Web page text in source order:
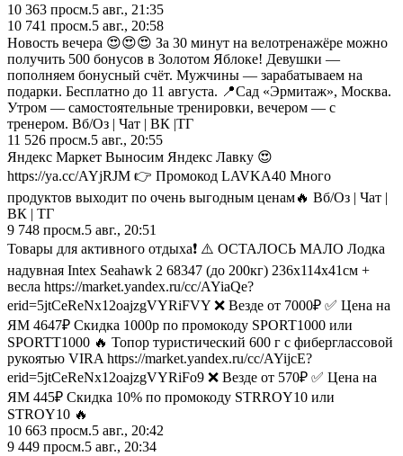
10 363 просм.5 авг., 21:35
10 741 просм.5 авг., 20:58
Новость вечера 😍😍😍 За 30 минут на велотренажёре можно
получить 500 бонусов в Золотом Яблоке! Девушки —
пополняем бонусный счёт. Мужчины — зарабатываем на
подарки. Бесплатно до 11 августа. 📍Сад «Эрмитаж», Москва.
Утром — самостоятельные тренировки, вечером — с
тренером. Вб/Оз | Чат | ВК |ТГ
11 526 просм.5 авг., 20:55
Яндекс Маркет Выносим Яндекс Лавку 😍
https://ya.cc/AYjRJM 👉 Промокод LAVKA40 Много
продуктов выходит по очень выгодным ценам🔥 Вб/Оз | Чат |
ВК | ТГ
9 748 просм.5 авг., 20:51
Товары для активного отдыха❗ ⚠️ ОСТАЛОСЬ МАЛО Лодка
надувная Intex Seahawk 2 68347 (до 200кг) 236х114х41см +
весла https://market.yandex.ru/cc/AYiaQe?
erid=5jtCeReNx12oajzgVYRiFVY ❌ Везде от 7000₽ ✅ Цена на
ЯМ 4647₽ Скидка 1000р по промокоду SPORT1000 или
SPORTT1000 🔥 Топор туристический 600 г с фиберглассовой
рукоятью VIRA https://market.yandex.ru/cc/AYijcE?
erid=5jtCeReNx12oajzgVYRiFo9 ❌ Везде от 570₽ ✅ Цена на
ЯМ 445₽ Скидка 10% по промокоду STRROY10 или
STROY10 🔥
10 663 просм.5 авг., 20:42
9 449 просм.5 авг., 20:34